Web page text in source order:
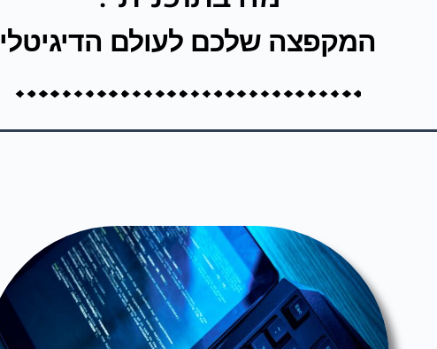
המקפצה שלכם לעולם הדיגיטלי